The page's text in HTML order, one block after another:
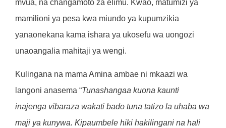
mvua, na changamoto za elimu. Kwao, matumizi ya
mamilioni ya pesa kwa miundo ya kupumzikia
yanaonekana kama ishara ya ukosefu wa uongozi
unaoangalia mahitaji ya wengi.
Kulingana na mama Amina ambae ni mkaazi wa
langoni anasema “Tunashangaa kuona kaunti
inajenga vibaraza wakati bado tuna tatizo la uhaba wa
maji ya kunywa. Kipaumbele hiki hakilingani na hali